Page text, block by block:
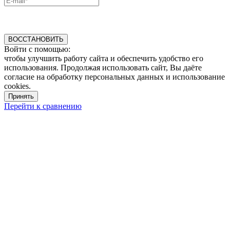
ВОССТАНОВИТЬ
Войти с помощью:
чтобы улучшить работу сайта и обеспечить удобство его
использования. Продолжая использовать сайт, Вы даёте
согласие на обработку персональных данных и использование
cookies.
Принять
Перейти к сравнению